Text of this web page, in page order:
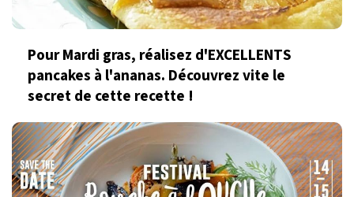
Pour Mardi gras, réalisez d'EXCELLENTS
pancakes à l'ananas. Découvrez vite le
secret de cette recette !